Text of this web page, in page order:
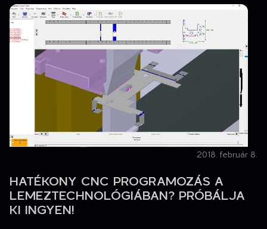
2018. február 8.
HATÉKONY CNC PROGRAMOZÁS A
LEMEZTECHNOLÓGIÁBAN? PRÓBÁLJA
KI INGYEN!